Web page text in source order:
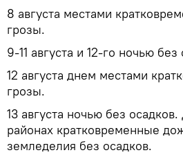
8 августа местами
грозы.
9-11 августа и 12-го ночью без
12 августа днем местами
грозы.
13 августа ночью без
районах кратковременные
земледелия без осадков.